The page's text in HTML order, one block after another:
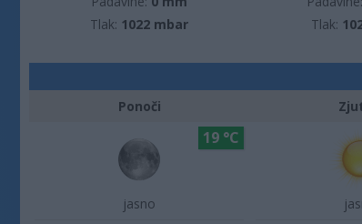
Tlak: 1022 mbar
Tlak:
Ponoči
jasno
19 °C